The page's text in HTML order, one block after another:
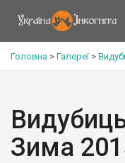
Головна > Галереї>
Зима